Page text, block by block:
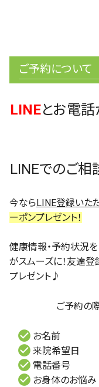
ご予約について
LINEとお電
LINEでのご相
今ならLINE登録いた
ーポンプレゼント！
健康情報・予約状況
がスムーズに！友達登
プレゼント♪
ご予約の
お名前
来院希望日
電話番号
お身体のお悩み